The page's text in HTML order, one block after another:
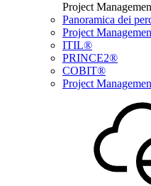
Project
Panoramica dei
Project
ITIL®
PRINCE2®
COBIT®
Project